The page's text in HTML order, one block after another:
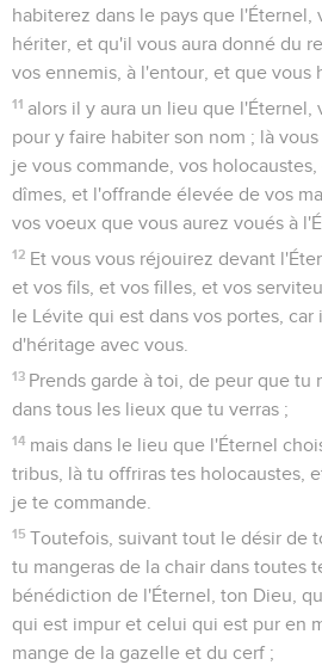
habiterez dans le pays que l'Éternel,
hériter, et qu'il vous aura donné du
vos ennemis, à l'entour, et que vous
11 alors il y aura un lieu que l'Éternel,
pour y faire habiter son nom ; là
je vous commande, vos
dîmes, et l'offrande élevée de vos
vos voeux que vous aurez voués à
12 Et vous vous réjouirez devant
et vos fils, et vos filles, et vos
le Lévite qui est dans vos portes,
d'héritage avec vous.
13 Prends garde à toi, de peur que tu
dans tous les lieux que tu verras ;
14 mais dans le lieu que l'Éternel
tribus, là tu offriras tes holocaustes,
je te commande.
15 Toutefois, suivant tout le désir de
tu mangeras de la chair dans toutes
bénédiction de l'Éternel, ton Dieu,
qui est impur et celui qui est pur en
mange de la gazelle et du cerf ;